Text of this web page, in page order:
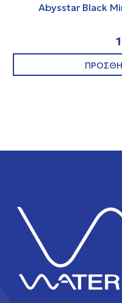
Abysstar Black